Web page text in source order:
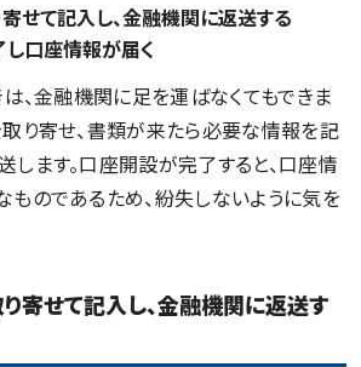
せて記入し、金融機関に返送する
し口座情報が届く
、金融機関に足を運ばなくてもできま
取り寄せ、書類が来たら必要な情報を記
します。口座開設が完了すると、口座情
ものであるため、紛失しないように気を
寄せて記入し、金融機関に返送す